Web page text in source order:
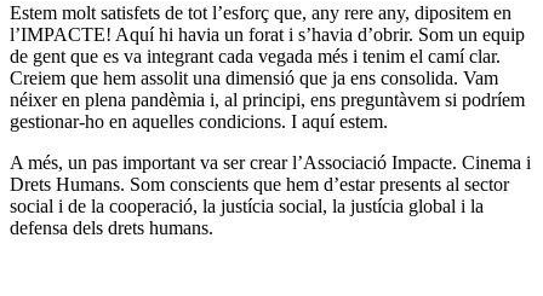
Estem molt satisfets de tot l’esforç que, any rere any, dipositem en
l’IMPACTE! Aquí hi havia un forat i s’havia d’obrir. Som un equip
de gent que es va integrant cada vegada més i tenim el camí clar.
Creiem que hem assolit una dimensió que ja ens consolida. Vam
néixer en plena pandèmia i, al principi, ens preguntàvem si podríem
gestionar-ho en aquelles condicions. I aquí estem.
A més, un pas important va ser crear l’Associació Impacte. Cinema i
Drets Humans. Som conscients que hem d’estar presents al sector
social i de la cooperació, la justícia social, la justícia global i la
defensa dels drets humans.